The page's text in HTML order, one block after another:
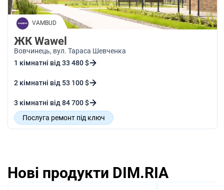
VAMBUD
ЖК Wawel
Вовчинець, вул. Тараса Шевченка
1 кімнатні від 33 480 $
2 кімнатні від 53 100 $
3 кімнатні від 84 700 $
Послуга ремонт під ключ
Енергонезалежні квартири
Сучасні планування
Нові продукти DIM.RIA